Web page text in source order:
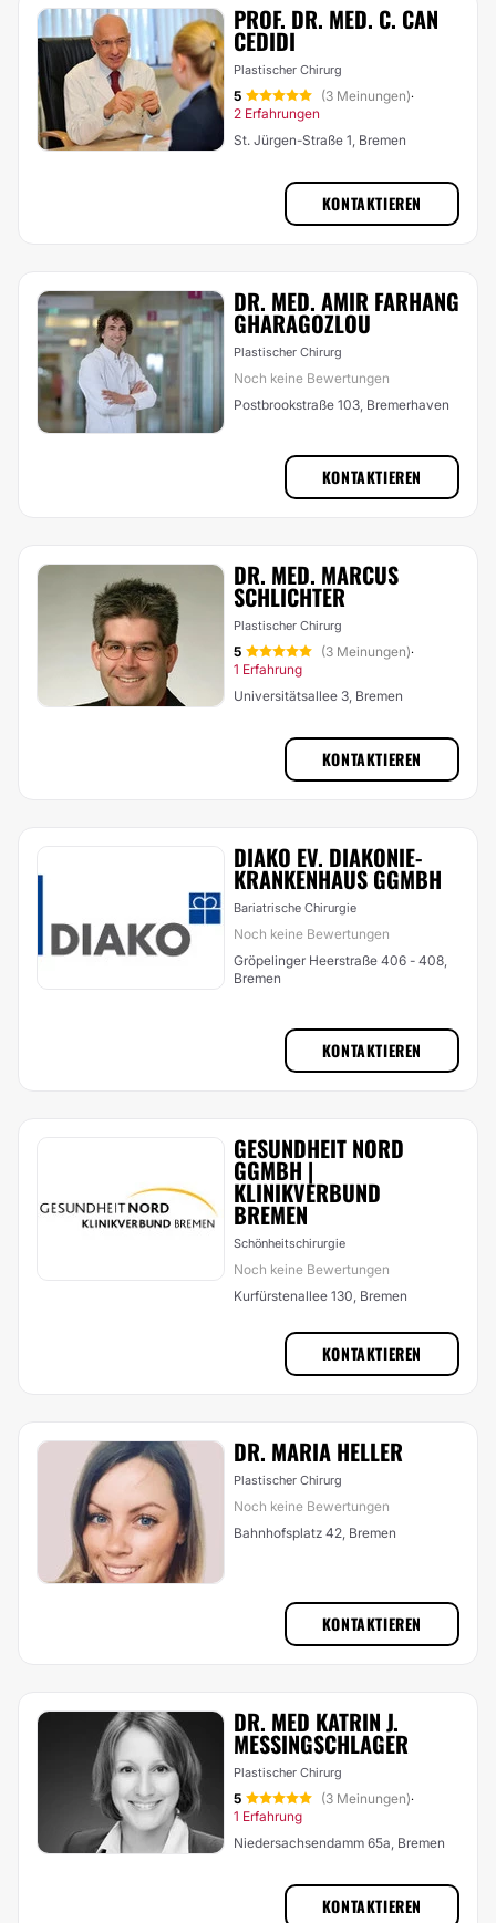
PROF. DR. MED. C. CAN
CEDIDI
Plastischer Chirurg
5 (3 Meinungen)·
2 Erfahrungen
St. Jürgen-Straße 1, Bremen
KONTAKTIEREN
DR. MED. AMIR FARHANG
GHARAGOZLOU
Plastischer Chirurg
Noch keine Bewertungen
Postbrookstraße 103, Bremerhaven
KONTAKTIEREN
DR. MED. MARCUS
SCHLICHTER
Plastischer Chirurg
5 (3 Meinungen)·
1 Erfahrung
Universitätsallee 3, Bremen
KONTAKTIEREN
DIAKO EV. DIAKONIE-
KRANKENHAUS GGMBH
Bariatrische Chirurgie
Noch keine Bewertungen
Gröpelinger Heerstraße 406 - 408,
Bremen
KONTAKTIEREN
GESUNDHEIT NORD
GGMBH |
KLINIKVERBUND
BREMEN
Schönheitschirurgie
Noch keine Bewertungen
Kurfürstenallee 130, Bremen
KONTAKTIEREN
DR. MARIA HELLER
Plastischer Chirurg
Noch keine Bewertungen
Bahnhofsplatz 42, Bremen
KONTAKTIEREN
DR. MED KATRIN J.
MESSINGSCHLAGER
Plastischer Chirurg
5 (3 Meinungen)·
1 Erfahrung
Niedersachsendamm 65a, Bremen
KONTAKTIEREN